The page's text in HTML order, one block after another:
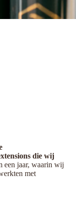
die wij
een jaar, waarin wij
met